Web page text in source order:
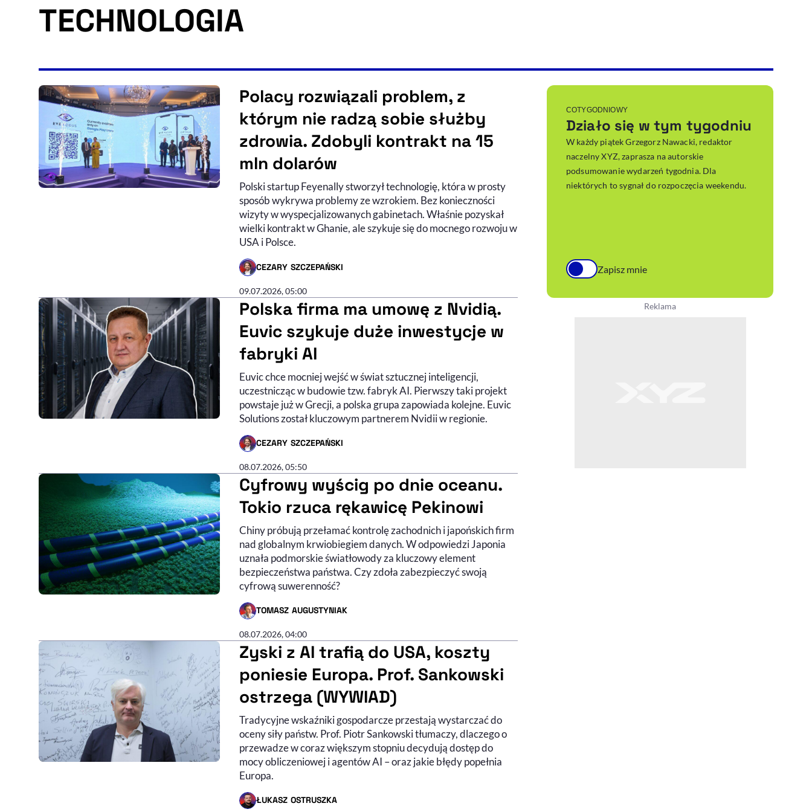
Sprawdź, jak i dlaczego zwiększamy dostępność, otwiera się w nowym
Deklaracja dostępności
, otwiera się w
TECHNOLOGIA
Polacy rozwiązali problem, z
którym nie radzą sobie służby
zdrowia. Zdobyli kontrakt na 15
mln dolarów
Polski startup Feyenally stworzył technologię, która w prosty
sposób wykrywa problemy ze wzrokiem. Bez konieczności
wizyty w wyspecjalizowanych gabinetach. Właśnie pozyskał
wielki kontrakt w Ghanie, ale szykuje się do mocnego rozwoju w
USA i Polsce.
CEZARY SZCZEPAŃSKI
- AUTOR ARTYKUŁU - PROFIL
09.07.2026, 05:00
Polska firma ma umowę z Nvidią.
Euvic szykuje duże inwestycje w
fabryki AI
Euvic chce mocniej wejść w świat sztucznej inteligencji,
uczestnicząc w budowie tzw. fabryk AI. Pierwszy taki projekt
powstaje już w Grecji, a polska grupa zapowiada kolejne. Euvic
Solutions został kluczowym partnerem Nvidii w regionie.
CEZARY SZCZEPAŃSKI
- AUTOR ARTYKUŁU - PROFIL
08.07.2026, 05:50
Cyfrowy wyścig po dnie oceanu.
Tokio rzuca rękawicę Pekinowi
Chiny próbują przełamać kontrolę zachodnich i japońskich firm
nad globalnym krwiobiegiem danych. W odpowiedzi Japonia
uznała podmorskie światłowody za kluczowy element
bezpieczeństwa państwa. Czy zdoła zabezpieczyć swoją
cyfrową suwerenność?
TOMASZ AUGUSTYNIAK
- AUTOR ARTYKUŁU - PROFIL
08.07.2026, 04:00
Zyski z AI trafią do USA, koszty
poniesie Europa. Prof. Sankowski
ostrzega (WYWIAD)
Tradycyjne wskaźniki gospodarcze przestają wystarczać do
oceny siły państw. Prof. Piotr Sankowski tłumaczy, dlaczego o
przewadze w coraz większym stopniu decydują dostęp do
mocy obliczeniowej i agentów AI – oraz jakie błędy popełnia
Europa.
ŁUKASZ OSTRUSZKA
- AUTOR ARTYKUŁU - PROFIL